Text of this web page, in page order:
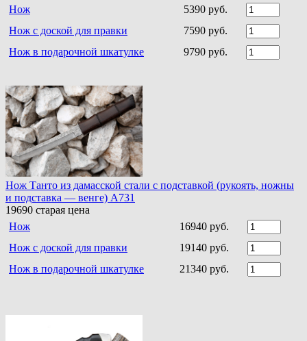
Нож
5390 руб.
Нож с доской для правки
7590 руб.
Нож в подарочной шкатулке
9790 руб.
Нож Танто из дамасской стали c подставкой (рукоять, ножны
и подставка — венге) A731
19690 старая цена
Нож
16940 руб.
Нож с доской для правки
19140 руб.
Нож в подарочной шкатулке
21340 руб.